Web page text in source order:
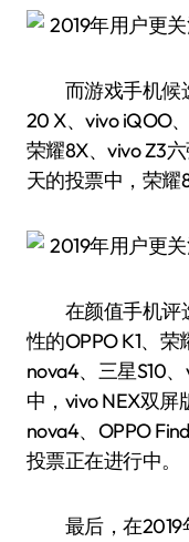
而游戏手机候
20 X、vivo iQOO
荣耀8X、vivo Z3
天的投票中，荣耀
在颜值手机评
性的OPPO K1、
nova4、三星S10
中，vivo NEX双屏
nova4、OPPO
投票正在进行中。
最后，在2019